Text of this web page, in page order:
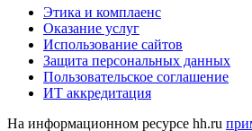
Этика и комплаенс
Оказание услуг
Использование сайтов
Защита персональных данных
Пользовательское соглашение
ИТ аккредитация
На информационном ресурсе hh.ru